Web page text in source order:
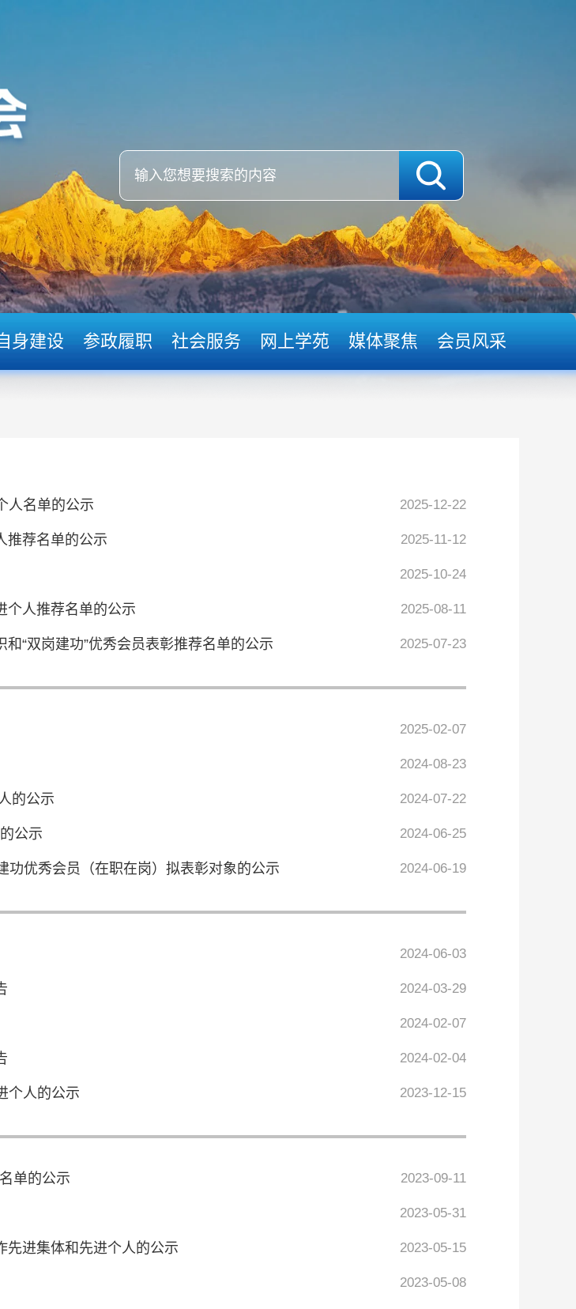
身建设 参政履职 社会服务 网上学苑 媒体聚焦 会员风采
人名单的公示 2025-12-22
推荐名单的公示 2025-11-12
2025-10-24
个人推荐名单的公示 2025-08-11
“双岗建功”优秀会员表彰推荐名单的公示 2025-07-23
2025-02-07
2024-08-23
的公示 2024-07-22
公示 2024-06-25
功优秀会员（在职在岗）拟表彰对象的公示 2024-06-19
2024-06-03
2024-03-29
2024-02-07
2024-02-04
个人的公示 2023-12-15
单的公示 2023-09-11
2023-05-31
先进集体和先进个人的公示 2023-05-15
2023-05-08